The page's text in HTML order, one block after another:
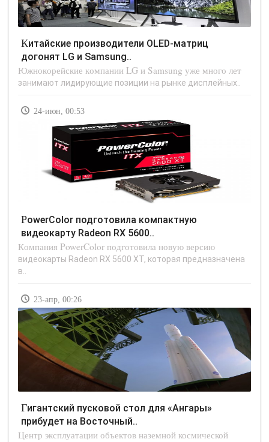
Китайские производители OLED-матриц
догонят LG и Samsung..
Южнокорейские компании LG и Samsung уже много лет
занимают лидирующие позиции на рынке дисплейных..
24-июн, 00:53
PowerColor подготовила компактную
видеокарту Radeon RX 5600..
Компания PowerColor подготовила новую версию
видеокарты Radeon RX 5600 XT, которая предназначена
в..
23-апр, 00:26
Гигантский пусковой стол для «Ангары»
прибудет на Восточный..
Центр эксплуатации объектов наземной космической